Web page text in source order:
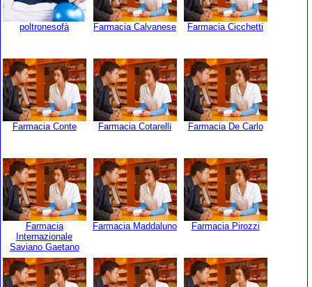
poltronesofà Farmacia Calvanese Farmacia Cicchetti
Farmacia Conte Farmacia Cotarelli Farmacia De Carlo
Farmacia
Internazionale
Saviano Gaetano
Farmacia Maddaluno Farmacia Pirozzi